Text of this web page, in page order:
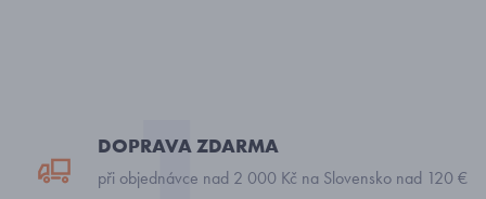
DOPRAVA ZDARMA
při objednávce nad 2 000 Kč na Slovensko nad 120 €